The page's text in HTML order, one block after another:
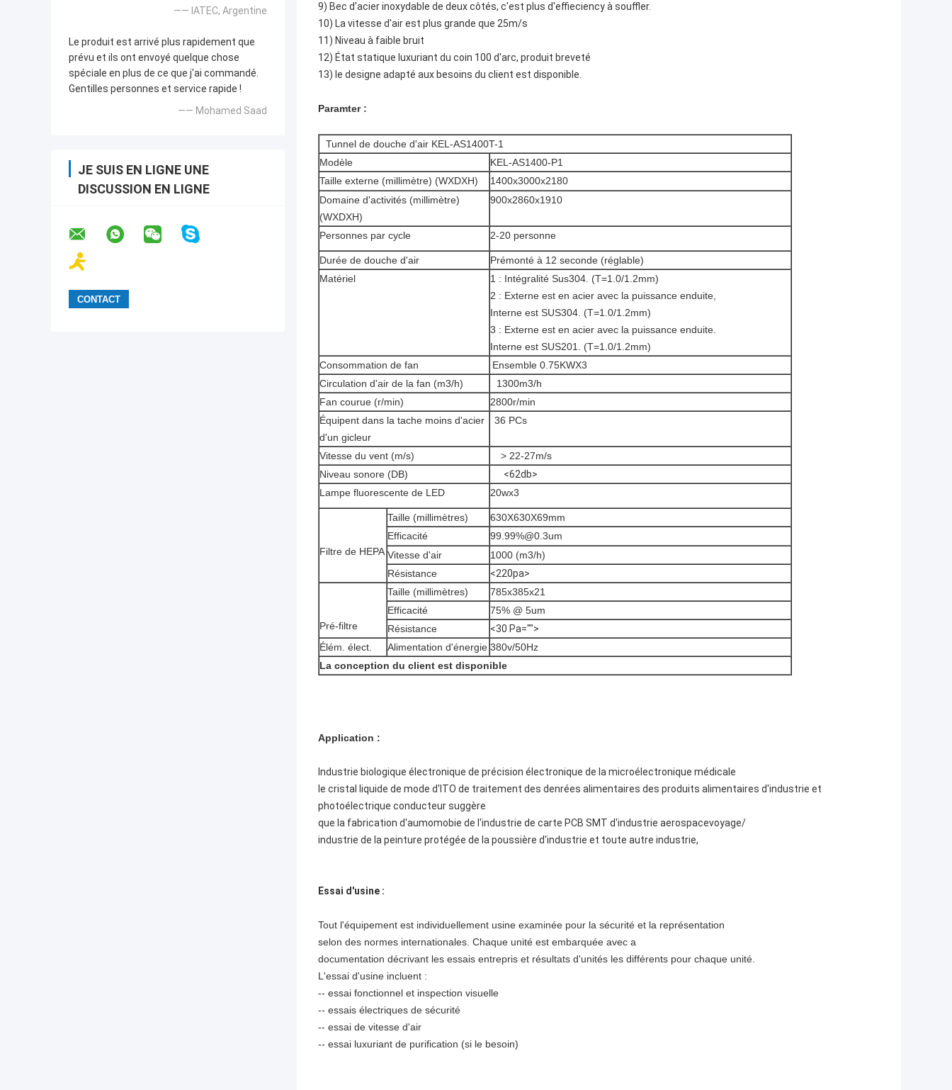
—— IATEC, Argentine
Le produit est arrivé plus rapidement que
prévu et ils ont envoyé quelque chose
spéciale en plus de ce que j'ai commandé.
Gentilles personnes et service rapide !
—— Mohamed Saad
JE SUIS EN LIGNE UNE
DISCUSSION EN LIGNE
9) Bec d'acier inoxydable de deux côtés, c'est plus d'effieciency à souffler.
10) La vitesse d'air est plus grande que 25m/s
11) Niveau à faible bruit
12) État statique luxuriant du coin 100 d'arc, produit breveté
13) le designe adapté aux besoins du client est disponible.
Paramter :
Tunnel de douche d'air KEL-AS1400T-1
Modèle
KEL-AS1400-P1
Taille externe (millimètre) (WXDXH)
1400x3000x2180
Domaine d'activités (millimètre)
(WXDXH)
900x2860x1910
Personnes par cycle 2-20 personne
Durée de douche d'air
Prémonté à 12 seconde (réglable)
Matériel
1 : Intégralité Sus304. (T=1.0/1.2mm)
2 : Externe est en acier avec la puissance enduite,
Interne est SUS304. (T=1.0/1.2mm)
3 : Externe est en acier avec la puissance enduite.
Interne est SUS201. (T=1.0/1.2mm)
Consommation de fan
Ensemble 0.75KWX3
Circulation d'air de la fan (m3/h)
1300m3/h
Fan courue (r/min)
2800r/min
Équipent dans la tache moins d'acier
d'un gicleur
36 PCs
Vitesse du vent (m/s)
> 22-27m/s
Niveau sonore (DB)
<62db>
Lampe fluorescente de LED
20wx3
Filtre de HEPA
Taille (millimètres)
630X630X69mm
Efficacité
99.99%@0.3um
Vitesse d'air
1000 (m3/h)
Résistance
<220pa>
Pré-filtre
Taille (millimètres)
785x385x21
Efficacité
75% @ 5um
Résistance
<30 Pa="">
Élém. élect.
Alimentation d'énergie 380v/50Hz
La conception du client est disponible
Application :
Industrie biologique électronique de précision électronique de la microélectronique médicale
le cristal liquide de mode d'ITO de traitement des denrées alimentaires des produits alimentaires d'industrie et
photoélectrique conducteur suggère
que la fabrication d'aumomobie de l'industrie de carte PCB SMT d'industrie aerospacevoyage/
industrie de la peinture protégée de la poussière d'industrie et toute autre industrie,
Essai d'usine :
Tout l'équipement est individuellement usine examinée pour la sécurité et la représentation
selon des normes internationales. Chaque unité est embarquée avec a
documentation décrivant les essais entrepris et résultats d'unités les différents pour chaque unité.
L'essai d'usine incluent :
-- essai fonctionnel et inspection visuelle
-- essais électriques de sécurité
-- essai de vitesse d'air
-- essai luxuriant de purification (si le besoin)